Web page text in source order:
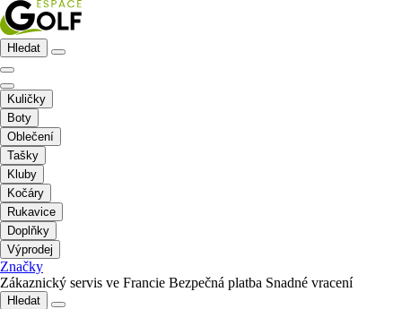
Hledat
Kuličky
Boty
Oblečení
Tašky
Kluby
Kočáry
Rukavice
Doplňky
Výprodej
Značky
Zákaznický servis ve Francie Bezpečná platba Snadné vracení
Hledat